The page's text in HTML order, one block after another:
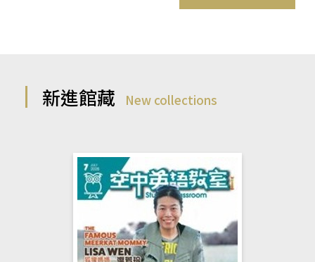
新進館藏 New collections